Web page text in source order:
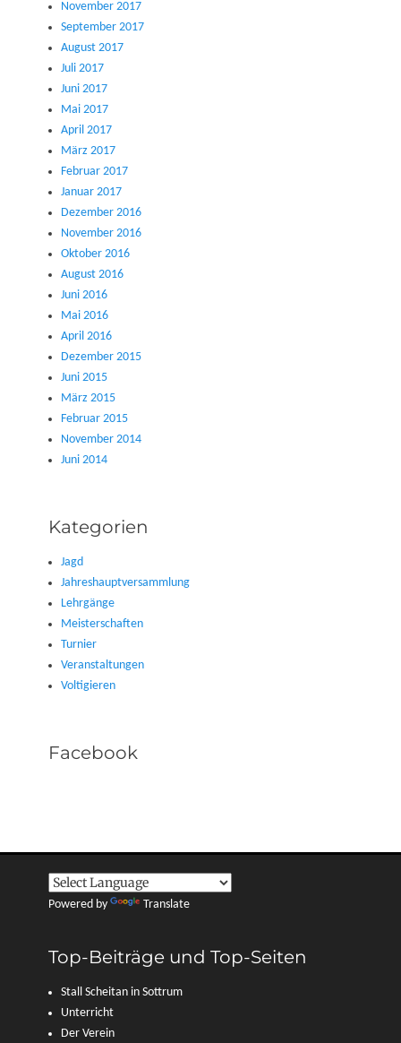
November 2017
September 2017
August 2017
Juli 2017
Juni 2017
Mai 2017
April 2017
März 2017
Februar 2017
Januar 2017
Dezember 2016
November 2016
Oktober 2016
August 2016
Juni 2016
Mai 2016
April 2016
Dezember 2015
Juni 2015
März 2015
Februar 2015
November 2014
Juni 2014
Kategorien
Jagd
Jahreshauptversammlung
Lehrgänge
Meisterschaften
Turnier
Veranstaltungen
Voltigieren
Facebook
Powered by Translate
Top-Beiträge und Top-Seiten
Stall Scheitan in Sottrum
Unterricht
Der Verein